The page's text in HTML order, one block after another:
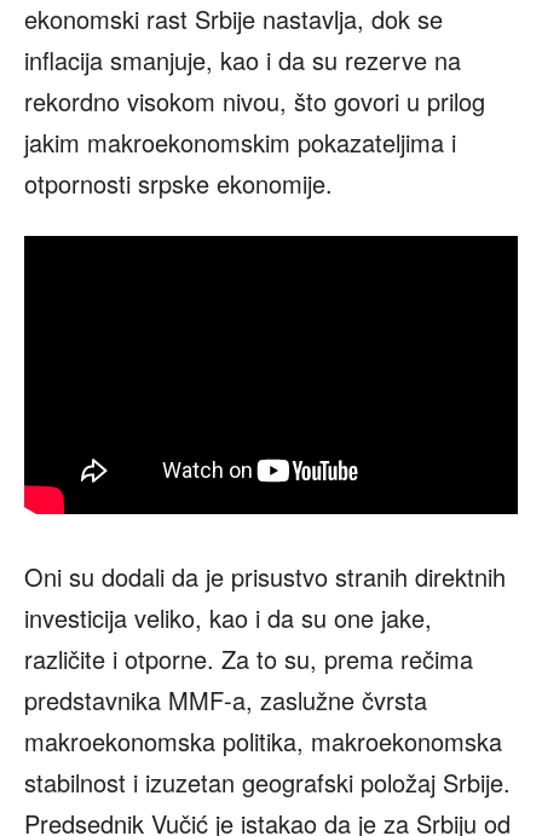
ekonomski rast Srbije nastavlja, dok se
inflacija smanjuje, kao i da su rezerve na
rekordno visokom nivou, što govori u prilog
jakim makroekonomskim pokazateljima i
otpornosti srpske ekonomije.
Oni su dodali da je prisustvo stranih direktnih
investicija veliko, kao i da su one jake,
različite i otporne. Za to su, prema rečima
predstavnika MMF-a, zaslužne čvrsta
makroekonomska politika, makroekonomska
stabilnost i izuzetan geografski položaj Srbije.
Predsednik Vučić je istakao da je za Srbiju od